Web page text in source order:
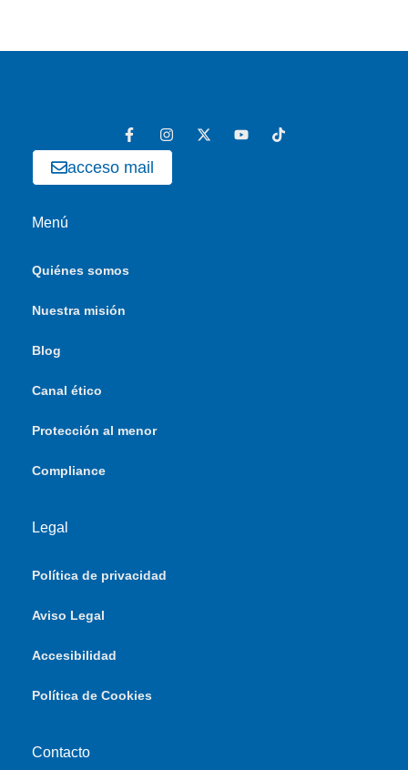
acceso mail
Menú
Quiénes somos
Nuestra misión
Blog
Canal ético
Protección al menor
Compliance
Legal
Política de privacidad
Aviso Legal
Accesibilidad
Política de Cookies
Contacto